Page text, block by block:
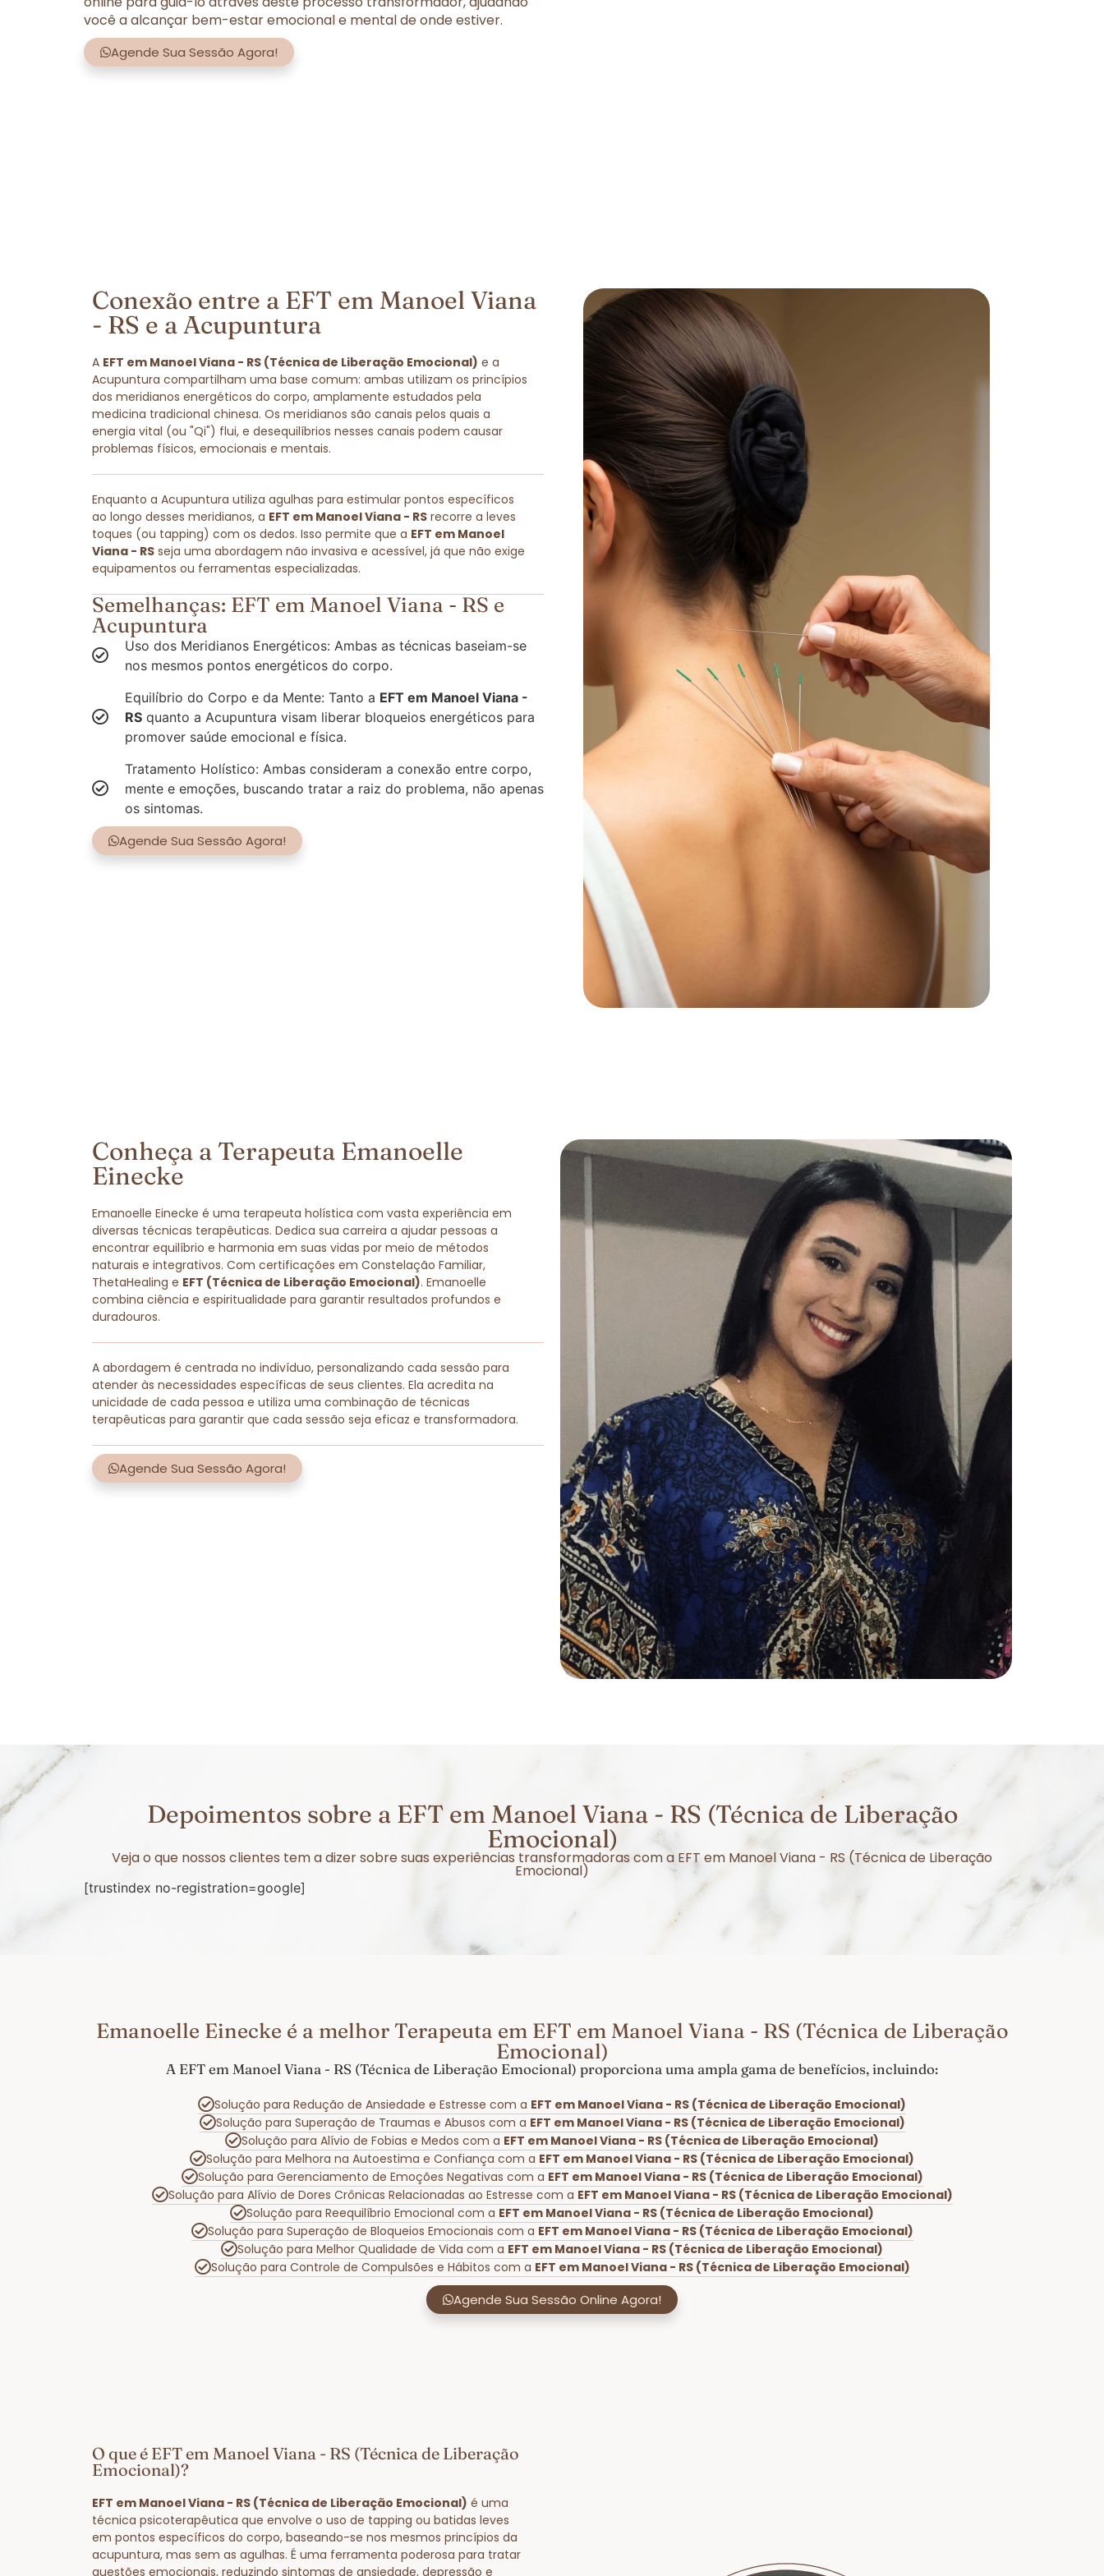
você a alcançar bem-estar emocional e mental de onde estiver.
Agende Sua Sessão Agora!
Conexão entre a EFT em Manoel Viana
- RS e a Acupuntura
A EFT em Manoel Viana - RS (Técnica de Liberação Emocional) e a
Acupuntura compartilham uma base comum: ambas utilizam os princípios
dos meridianos energéticos do corpo, amplamente estudados pela
medicina tradicional chinesa. Os meridianos são canais pelos quais a
energia vital (ou "Qi") flui, e desequilíbrios nesses canais podem causar
problemas físicos, emocionais e mentais.
Enquanto a Acupuntura utiliza agulhas para estimular pontos específicos
ao longo desses meridianos, a EFT em Manoel Viana - RS recorre a leves
toques (ou tapping) com os dedos. Isso permite que a EFT em Manoel
Viana - RS seja uma abordagem não invasiva e acessível, já que não exige
equipamentos ou ferramentas especializadas.
Semelhanças: EFT em Manoel Viana - RS e
Acupuntura
Uso dos Meridianos Energéticos: Ambas as técnicas baseiam-se
nos mesmos pontos energéticos do corpo.
Equilíbrio do Corpo e da Mente: Tanto a EFT em Manoel Viana -
RS quanto a Acupuntura visam liberar bloqueios energéticos para
promover saúde emocional e física.
Tratamento Holístico: Ambas consideram a conexão entre corpo,
mente e emoções, buscando tratar a raiz do problema, não apenas
os sintomas.
Agende Sua Sessão Agora!
Conheça a Terapeuta Emanoelle
Einecke
Emanoelle Einecke é uma terapeuta holística com vasta experiência em
diversas técnicas terapêuticas. Dedica sua carreira a ajudar pessoas a
encontrar equilíbrio e harmonia em suas vidas por meio de métodos
naturais e integrativos. Com certificações em Constelação Familiar,
ThetaHealing e EFT (Técnica de Liberação Emocional). Emanoelle
combina ciência e espiritualidade para garantir resultados profundos e
duradouros.
A abordagem é centrada no indivíduo, personalizando cada sessão para
atender às necessidades específicas de seus clientes. Ela acredita na
unicidade de cada pessoa e utiliza uma combinação de técnicas
terapêuticas para garantir que cada sessão seja eficaz e transformadora.
Agende Sua Sessão Agora!
Depoimentos sobre a EFT em Manoel Viana - RS (Técnica de Liberação
Emocional)
Veja o que nossos clientes tem a dizer sobre suas experiências transformadoras com a EFT em Manoel Viana - RS (Técnica de Liberação
Emocional)
[trustindex no-registration=google]
Emanoelle Einecke é a melhor Terapeuta em EFT em Manoel Viana - RS (Técnica de Liberação
Emocional)
A EFT em Manoel Viana - RS (Técnica de Liberação Emocional) proporciona uma ampla gama de benefícios, incluindo:
Solução para Redução de Ansiedade e Estresse com a EFT em Manoel Viana - RS (Técnica de Liberação Emocional)
Solução para Superação de Traumas e Abusos com a EFT em Manoel Viana - RS (Técnica de Liberação Emocional)
Solução para Alívio de Fobias e Medos com a EFT em Manoel Viana - RS (Técnica de Liberação Emocional)
Solução para Melhora na Autoestima e Confiança com a EFT em Manoel Viana - RS (Técnica de Liberação Emocional)
Solução para Gerenciamento de Emoções Negativas com a EFT em Manoel Viana - RS (Técnica de Liberação Emocional)
Solução para Alívio de Dores Crônicas Relacionadas ao Estresse com a EFT em Manoel Viana - RS (Técnica de Liberação Emocional)
Solução para Reequilíbrio Emocional com a EFT em Manoel Viana - RS (Técnica de Liberação Emocional)
Solução para Superação de Bloqueios Emocionais com a EFT em Manoel Viana - RS (Técnica de Liberação Emocional)
Solução para Melhor Qualidade de Vida com a EFT em Manoel Viana - RS (Técnica de Liberação Emocional)
Solução para Controle de Compulsões e Hábitos com a EFT em Manoel Viana - RS (Técnica de Liberação Emocional)
Agende Sua Sessão Online Agora!
O que é EFT em Manoel Viana - RS (Técnica de Liberação
Emocional)?
EFT em Manoel Viana - RS (Técnica de Liberação Emocional) é uma
técnica psicoterapêutica que envolve o uso de tapping ou batidas leves
em pontos específicos do corpo, baseando-se nos mesmos princípios da
acupuntura, mas sem as agulhas. É uma ferramenta poderosa para tratar
questões emocionais, reduzindo sintomas de ansiedade, depressão e